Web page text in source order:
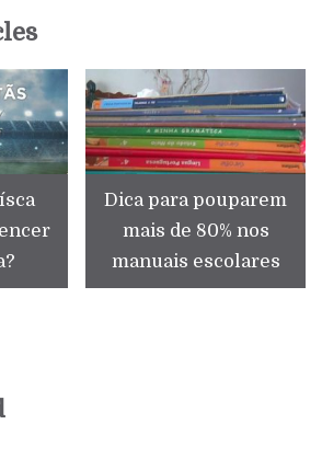
Dica para pouparem
mais de 80% nos
manuais escolares